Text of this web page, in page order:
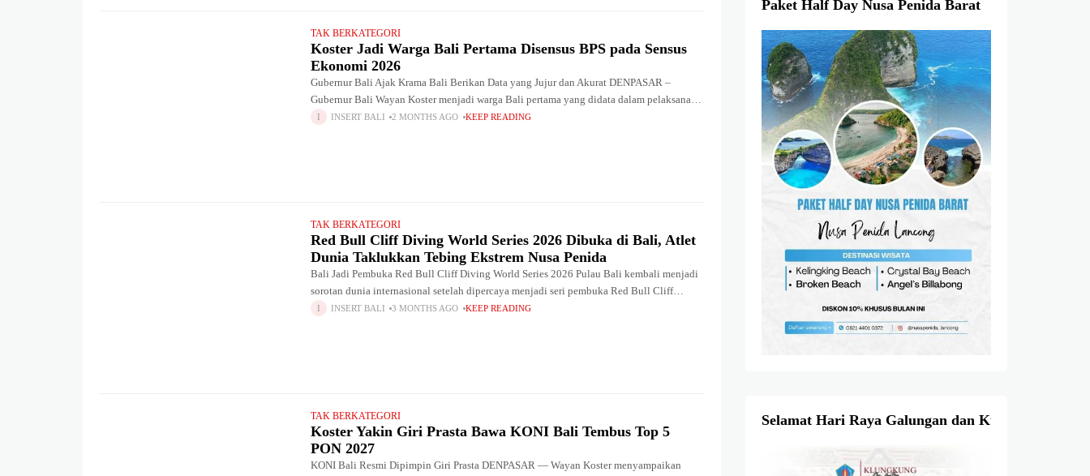
TAK BERKATEGORI
Koster Jadi Warga Bali Pertama Disensus BPS pada Sensus
Ekonomi 2026
Gubernur Bali Ajak Krama Bali Berikan Data yang Jujur dan Akurat DENPASAR –
Gubernur Bali Wayan Koster menjadi warga Bali pertama yang didata dalam pelaksanaan
Sensus Ekonomi 2026 oleh Badan
INSERT BALI 2 MONTHS AGO KEEP READING
TAK BERKATEGORI
Red Bull Cliff Diving World Series 2026 Dibuka di Bali, Atlet
Dunia Taklukkan Tebing Ekstrem Nusa Penida
Bali Jadi Pembuka Red Bull Cliff Diving World Series 2026 Pulau Bali kembali menjadi
sorotan dunia internasional setelah dipercaya menjadi seri pembuka Red Bull Cliff
Diving World Series 2026 yang
INSERT BALI 3 MONTHS AGO KEEP READING
TAK BERKATEGORI
Koster Yakin Giri Prasta Bawa KONI Bali Tembus Top 5
PON 2027
KONI Bali Resmi Dipimpin Giri Prasta DENPASAR — Wayan Koster menyampaikan
Paket Half Day Nusa Penida Barat
Selamat Hari Raya Galungan dan Kuningan